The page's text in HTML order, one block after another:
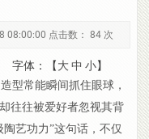
08:00:00 点击数： 84 次
字体：【大 中 小】
型常能瞬间抓住眼球，
往往被爱好者忽视其背
艺功力”这句话，不仅